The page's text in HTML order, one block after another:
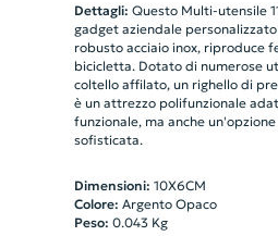
Dettagli: Questo Multi-utensile
gadget aziendale
robusto acciaio inox, riproduce
bicicletta. Dotato di numerose
coltello affilato, un righello di
è un attrezzo polifunzionale
funzionale, ma anche
sofisticata.
Dimensioni: 10X6CM
Colore: Argento Opaco
Peso: 0.043Kg